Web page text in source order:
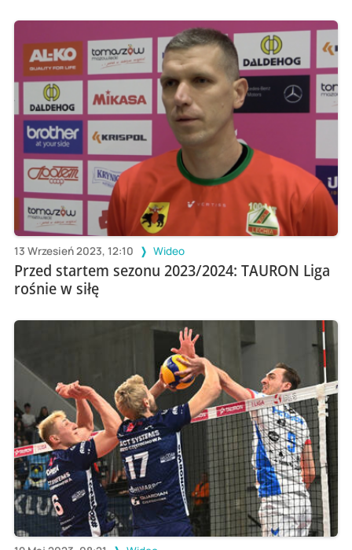
13 Wrzesień 2023, 12:10 Wideo
Przed startem sezonu 2023/2024: TAURON Liga
rośnie w siłę